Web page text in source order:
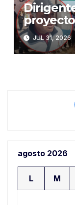
salida a
demora
JUL 31, 2026
agosto 2026
L M